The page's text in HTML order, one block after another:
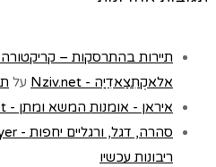
תיירות בהתרסקות – קריקטורה
אלאקְתִצַאדִיַה - Nziv.net
על
איראן - אומנות המשא ומתן - Nziv.net
סהרה, דגל, ורגליים יחפות - Nziv.net - Cpyer חדשות
ריבונות עכשיו